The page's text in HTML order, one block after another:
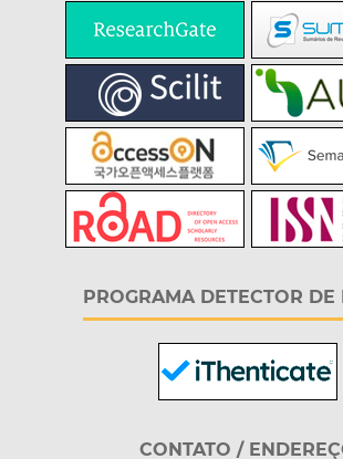
PROGRAMA DETECTOR DE
CONTATO /